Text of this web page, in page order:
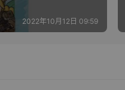
2022年10月12日 09:59